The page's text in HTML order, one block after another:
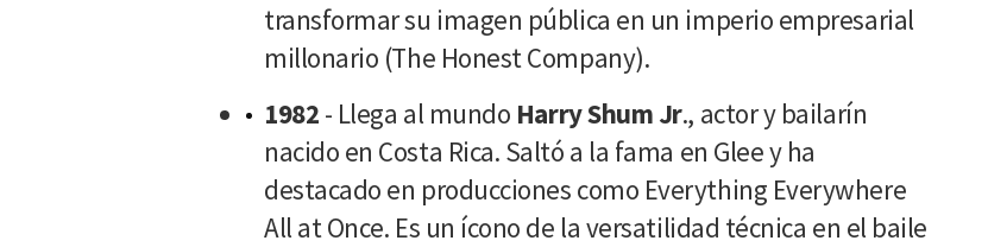
transformar su imagen pública en un imperio empresarial
millonario (The Honest Company).
1982 - Llega al mundo Harry Shum Jr., actor y bailarín
nacido en Costa Rica. Saltó a la fama en Glee y ha
destacado en producciones como Everything Everywhere
All at Once. Es un ícono de la versatilidad técnica en el baile